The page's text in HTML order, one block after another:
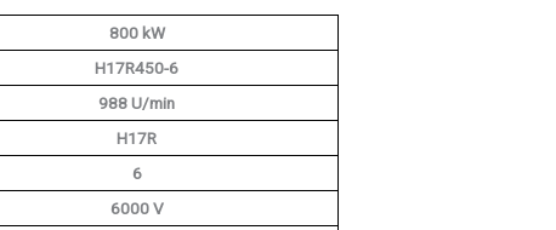
800 kW
H17R450-6
988 U/min
H17R
6
6000 V